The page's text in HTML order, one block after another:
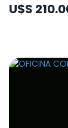
U$S